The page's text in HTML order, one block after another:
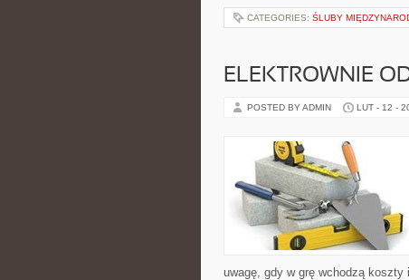
CATEGORIES: ŚLUBY
ELEKTROWNIE
POSTED BY ADMIN LUT - 12 -
uwagę, gdy w grę wchodzą